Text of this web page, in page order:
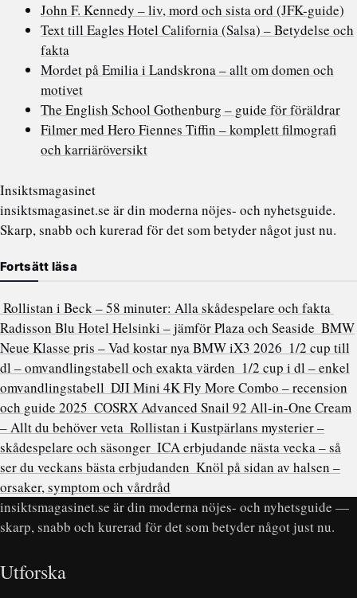
John F. Kennedy – liv, mord och sista ord (JFK-guide)
Text till Eagles Hotel California (Salsa) – Betydelse och
fakta
Mordet på Emilia i Landskrona – allt om domen och
motivet
The English School Gothenburg – guide för föräldrar
Filmer med Hero Fiennes Tiffin – komplett filmografi
och karriäröversikt
Insiktsmagasinet
insiktsmagasinet.se är din moderna nöjes- och nyhetsguide.
Skarp, snabb och kurerad för det som betyder något just nu.
Fortsätt läsa
Rollistan i Beck – 58 minuter: Alla skådespelare och fakta
Radisson Blu Hotel Helsinki – jämför Plaza och Seaside BMW
Neue Klasse pris – Vad kostar nya BMW iX3 2026 1/2 cup till
dl – omvandlingstabell och exakta värden 1/2 cup i dl – enkel
omvandlingstabell DJI Mini 4K Fly More Combo – recension
och guide 2025 COSRX Advanced Snail 92 All-in-One Cream
– Allt du behöver veta Rollistan i Kustpärlans mysterier –
skådespelare och säsonger ICA erbjudande nästa vecka – så
ser du veckans bästa erbjudanden Knöl på sidan av halsen –
orsaker, symptom och vårdråd
insiktsmagasinet.se är din moderna nöjes- och nyhetsguide —
skarp, snabb och kurerad för det som betyder något just nu.
Utforska